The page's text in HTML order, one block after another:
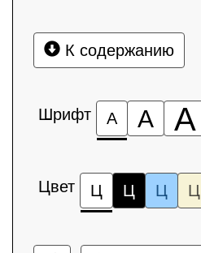
К содержанию
Шрифт А А А
Цвет Ц Ц Ц Ц